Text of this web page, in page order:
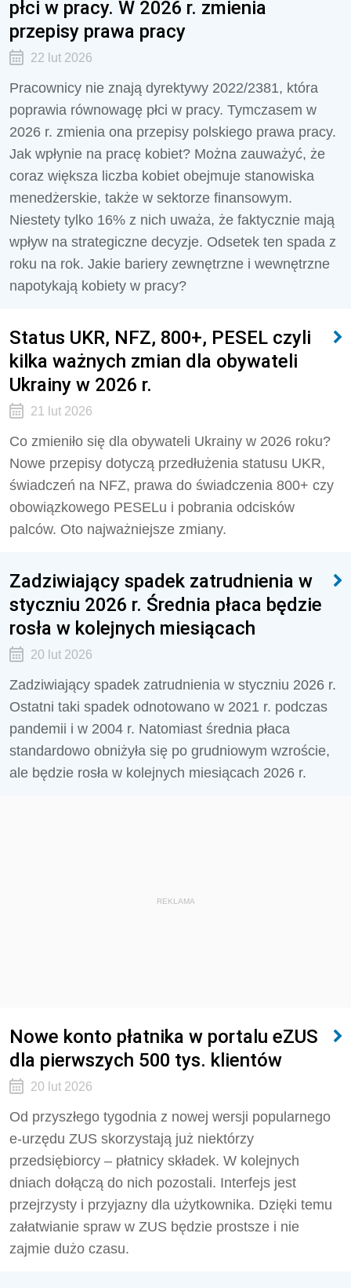
płci w pracy. W 2026 r. zmienia
przepisy prawa pracy
22 lut 2026
Pracownicy nie znają dyrektywy 2022/2381, która
poprawia równowagę płci w pracy. Tymczasem w
2026 r. zmienia ona przepisy polskiego prawa pracy.
Jak wpłynie na pracę kobiet? Można zauważyć, że
coraz większa liczba kobiet obejmuje stanowiska
menedżerskie, także w sektorze finansowym.
Niestety tylko 16% z nich uważa, że faktycznie mają
wpływ na strategiczne decyzje. Odsetek ten spada z
roku na rok. Jakie bariery zewnętrzne i wewnętrzne
napotykają kobiety w pracy?
Status UKR, NFZ, 800+, PESEL czyli
kilka ważnych zmian dla obywateli
Ukrainy w 2026 r.
21 lut 2026
Co zmieniło się dla obywateli Ukrainy w 2026 roku?
Nowe przepisy dotyczą przedłużenia statusu UKR,
świadczeń na NFZ, prawa do świadczenia 800+ czy
obowiązkowego PESELu i pobrania odcisków
palców. Oto najważniejsze zmiany.
Zadziwiający spadek zatrudnienia w
styczniu 2026 r. Średnia płaca będzie
rosła w kolejnych miesiącach
20 lut 2026
Zadziwiający spadek zatrudnienia w styczniu 2026 r.
Ostatni taki spadek odnotowano w 2021 r. podczas
pandemii i w 2004 r. Natomiast średnia płaca
standardowo obniżyła się po grudniowym wzroście,
ale będzie rosła w kolejnych miesiącach 2026 r.
REKLAMA
Nowe konto płatnika w portalu eZUS
dla pierwszych 500 tys. klientów
20 lut 2026
Od przyszłego tygodnia z nowej wersji popularnego
e-urzędu ZUS skorzystają już niektórzy
przedsiębiorcy – płatnicy składek. W kolejnych
dniach dołączą do nich pozostali. Interfejs jest
przejrzysty i przyjazny dla użytkownika. Dzięki temu
załatwianie spraw w ZUS będzie prostsze i nie
zajmie dużo czasu.